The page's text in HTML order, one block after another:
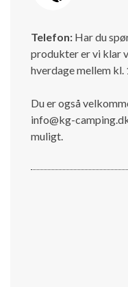
Telefon: Har du
produkter er vi klar
hverdage mellem kl.
Du er også
info@kg-
muligt.